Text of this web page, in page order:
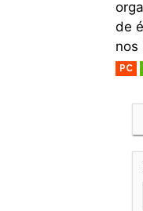
de
nos
PC